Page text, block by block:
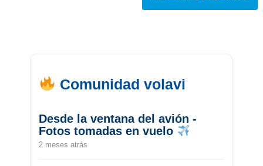
Comunidad volavi
Desde la ventana del avión -
Fotos tomadas en vuelo
2 meses atrás